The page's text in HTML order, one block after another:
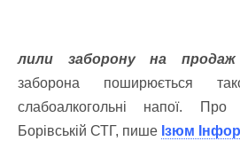
лили заборону на продаж
заборона поширюється
слабоалкогольні напої.
Борівській СТГ, пише Ізюм